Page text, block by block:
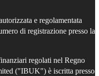
e regolamentata
di registrazione presso la
regolati nel Regno
("IBUK") è iscritta presso